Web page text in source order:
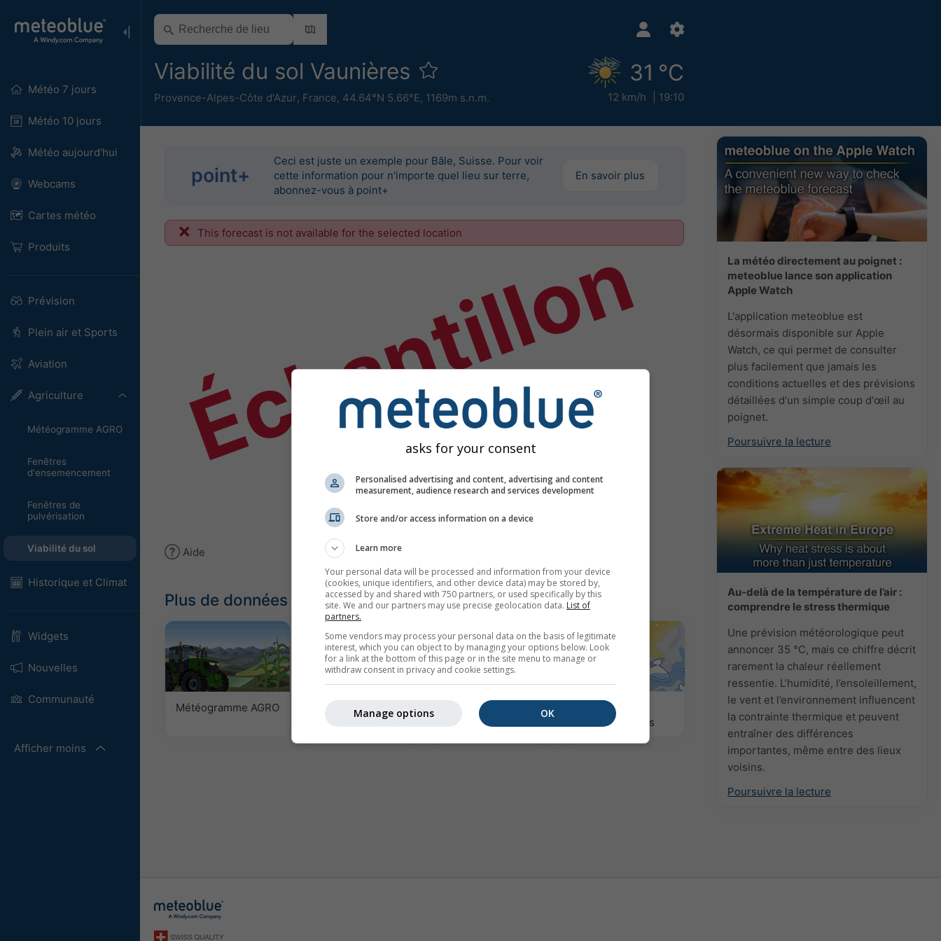
Météo 7 jours
Météo 10 jours
Météo aujourd'hui
Webcams
Cartes météo
Produits
Prévision
Plein air et Sports
Aviation
Agriculture
Météogramme AGRO
Fenêtres
d'ensemencement
Fenêtres de
pulvérisation
Viabilité du sol
Historique et Climat
Widgets
Nouvelles
Communauté
Afficher moins
Viabilité du sol Vaunières
Provence-Alpes-Côte d'Azur, France, 44.64°N 5.66°E, 1169m s.n.m.
31 °C
12 km/h 19:10
La météo directement au poignet :
meteoblue lance son application
Apple Watch
L'application meteoblue est
désormais disponible sur Apple
Watch, ce qui permet de consulter
plus facilement que jamais les
conditions actuelles et des prévisions
détaillées d'un simple coup d'œil au
poignet.
Poursuivre la lecture
Au-delà de la température de l’air :
comprendre le stress thermique
Une prévision météorologique peut
annoncer 35 °C, mais ce chiffre décrit
rarement la chaleur réellement
ressentie. L’humidité, l’ensoleillement,
le vent et l’environnement influencent
la contrainte thermique et peuvent
entraîner des différences
importantes, même entre des lieux
voisins.
Poursuivre la lecture
point+
Ceci est juste un exemple pour Bâle, Suisse. Pour voir
cette information pour n'importe quel lieu sur terre,
abonnez-vous à point+
En savoir plus
This forecast is not available for the selected location
Échantillon
Aide
Plus de données météo
Météogramme AGRO Cartes météo Webcams
Prévisions
saisonnières
asks for your consent
Personalised advertising and content, advertising and content
measurement, audience research and services development
Store and/or access information on a device
Learn more
Your personal data will be processed and information from your device
(cookies, unique identifiers, and other device data) may be stored by,
accessed by and shared with 750 partners, or used specifically by this
site. We and our partners may use precise geolocation data. List of
partners.
Some vendors may process your personal data on the basis of legitimate
interest, which you can object to by managing your options below. Look
for a link at the bottom of this page or in the site menu to manage or
withdraw consent in privacy and cookie settings.
OK
Manage options